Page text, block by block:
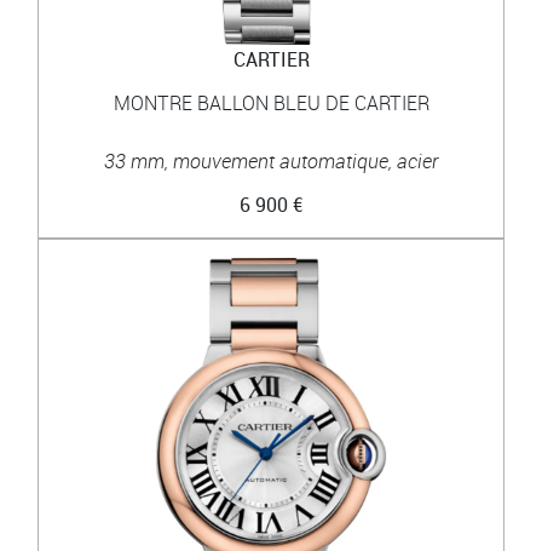
CARTIER
MONTRE BALLON BLEU DE CARTIER
33 mm, mouvement automatique, acier
6 900 €